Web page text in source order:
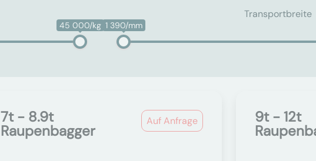
45 000/kg
Transportbreite
1 390/mm
Auf Anfrage
7t - 8.9t
Raupenbagger
9t - 12t